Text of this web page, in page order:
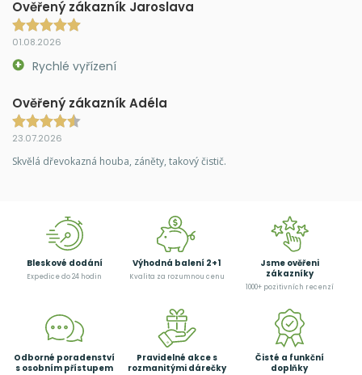
Ověřený zákazník Jaroslava
01.08.2026
Rychlé vyřízení
Ověřený zákazník Adéla
23.07.2026
Skvělá dřevokazná houba, záněty, takový čistič.
Bleskové dodání
Expedice do 24 hodin
Výhodná balení 2+1
Kvalita za rozumnou cenu
Jsme ověřeni
zákazníky
1000+ pozitivních recenzí
Odborné poradenství
s osobním přístupem
Pravidelné akce s
rozmanitými dárečky
Čisté a funkční
doplňky